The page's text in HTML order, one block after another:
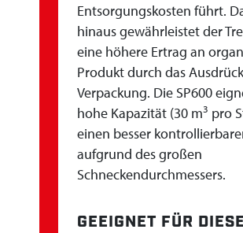
Entsorgungskosten führt.
hinaus gewährleistet der
eine höhere Ertrag an
Produkt durch das
Verpackung. Die SP600
hohe Kapazität (30 m3 pro
einen besser
aufgrund des großen
Schneckendurchmessers.
GEEIGNET FÜR DIESE